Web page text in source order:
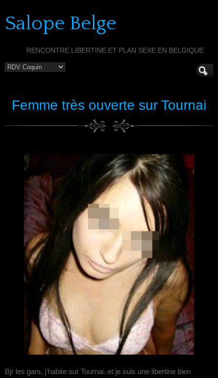
Salope Belge
RENCONTRE LIBERTINE ET PLAN SEXE EN BELGIQUE
Femme très ouverte sur Tournai
Bjr les gars, j’habite sur Tournai. et je suis une libertine bien